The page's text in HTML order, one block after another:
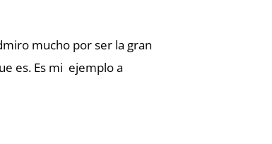
mucho por ser la gran
es. Es mi ejemplo a